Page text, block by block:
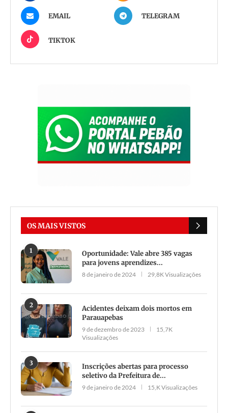
EMAIL TELEGRAM
TIKTOK
OS MAIS VISTOS
1
Oportunidade: Vale abre 385 vagas
para jovens aprendizes...
8 de janeiro de 2024 29,8K Visualizações
2
Acidentes deixam dois mortos em
Parauapebas
9 de dezembro de 2023
15,7K
Visualizações
3
Inscrições abertas para processo
seletivo da Prefeitura de...
9 de janeiro de 2024 15,K Visualizações